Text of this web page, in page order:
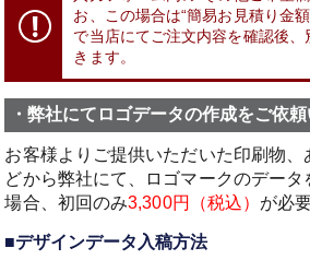
お、この場合は“簡易お見積り金
で当店にてご注文内容を確認後
きます。
・弊社にてロゴデータの作成をご依
お客様よりご提供いただいた印刷物
どから弊社にて、
ロゴマークのデー
場合、初回のみ3,300円（税込） が必
■デザインデータ入稿方法